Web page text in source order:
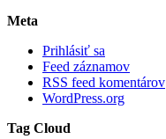
Meta
Prihlásiť sa
Feed záznamov
RSS feed komentárov
WordPress.org
Tag Cloud